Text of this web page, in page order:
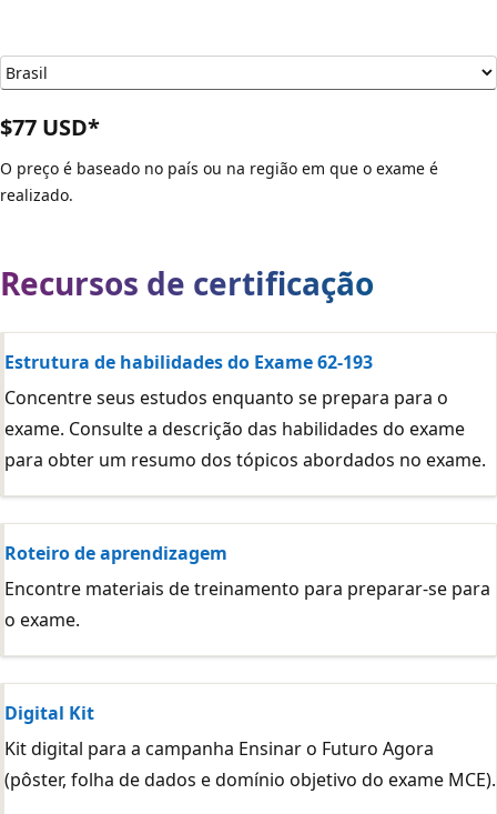
$77 USD*
O preço é baseado no país ou na região em que o exame é
realizado.
Recursos de certificação
Estrutura de habilidades do Exame 62-193
Concentre seus estudos enquanto se prepara para o
exame. Consulte a descrição das habilidades do exame
para obter um resumo dos tópicos abordados no exame.
Roteiro de aprendizagem
Encontre materiais de treinamento para preparar-se para
o exame.
Digital Kit
Kit digital para a campanha Ensinar o Futuro Agora
(pôster, folha de dados e domínio objetivo do exame MCE).